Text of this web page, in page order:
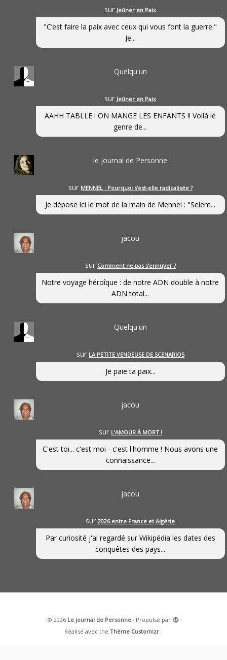
sur Jeûner en Paix
"C’est faire la paix avec ceux qui vous font la guerre."
Je...
Quelqu'un
sur Jeûner en Paix
AAHH TABLLE ! ON MANGE LES ENFANTS !! Voilà le
genre de...
le journal de Personne
sur MENNEL : Pourquoi s’est-elle radicalisée ?
Je dépose ici le mot de la main de Mennel : "Selem...
jacou
sur Comment ne pas s’ennuyer ?
Notre voyage héroîque : de notre ADN double à notre
ADN total...
Quelqu'un
sur LA PETITE VENDEUSE DE SCENARIOS
Je paie ta paix...
jacou
sur L’AMOUR À MORT !
C'est toi... c'est moi - c'est l'homme ! Nous avons une
connaissance...
jacou
sur2026 entre France et Algérie
Par curiosité j'ai regardé sur Wikipédia les dates des
conquêtes des pays...
· © 2026 Le journal de Personne· Propulsé par
·
Réalisé avec theThème Customizr ·